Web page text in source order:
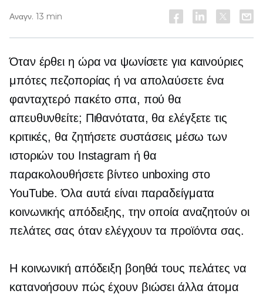
Αναγν. 13 min
Όταν έρθει η ώρα να ψωνίσετε για καινούριες
μπότες πεζοπορίας ή να απολαύσετε ένα
φανταχτερό πακέτο σπα, πού θα
απευθυνθείτε; Πιθανότατα, θα ελέγξετε τις
κριτικές, θα ζητήσετε συστάσεις μέσω των
ιστοριών του Instagram ή θα
παρακολουθήσετε βίντεο unboxing στο
YouTube. Όλα αυτά είναι παραδείγματα
κοινωνικής απόδειξης, την οποία αναζητούν οι
πελάτες σας όταν ελέγχουν τα προϊόντα σας.
Η κοινωνική απόδειξη βοηθά τους πελάτες να
κατανοήσουν πώς έχουν βιώσει άλλα άτομα